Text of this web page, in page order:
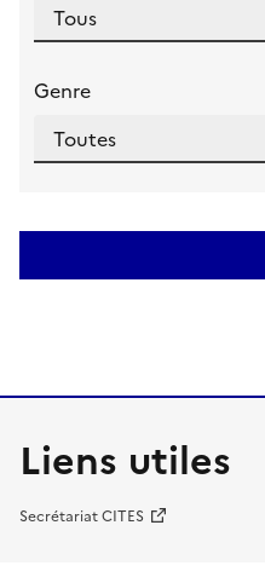
Genre
Liens utiles
Secrétariat CITES